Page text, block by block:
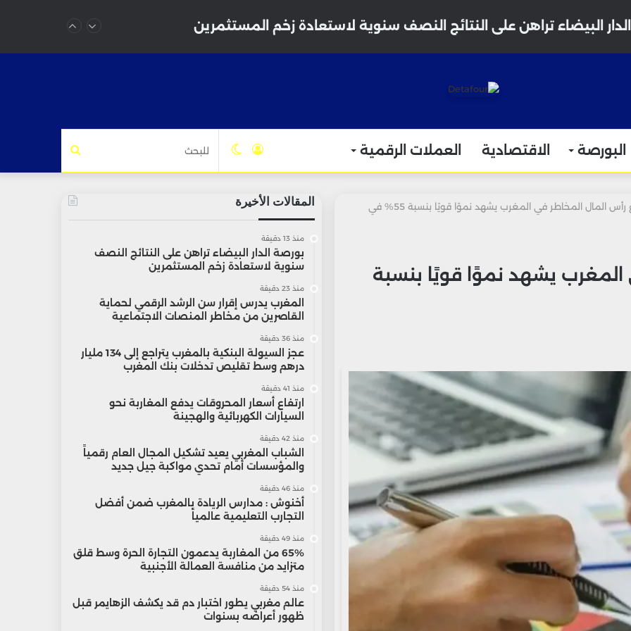
البورصة الاقتصادية العملات الرقمية للبحث الوضعتسجيل
قطاع رأس المال المخاطر في المغرب يشهد نموًا قويًا بنسبة 55% في
يشهد نموًا قويًا بنسبة
المقالات الأخيرة
منذ 13 دقيقة
بورصة الدار البيضاء تراهن على النتائج النصف
سنوية لاستعادة زخم المستثمرين
منذ 23 دقيقة
المغرب يدرس إقرار سن الرشد الرقمي لحماية
القاصرين من مخاطر المنصات الاجتماعية
منذ 36 دقيقة
عجز السيولة البنكية بالمغرب يتراجع إلى 134 مليار
درهم وسط تقليص تدخلات بنك المغرب
منذ 41 دقيقة
ارتفاع أسعار المحروقات يدفع المغاربة نحو
السيارات الكهربائية والهجينة
منذ 42 دقيقة
الشباب المغربي يعيد تشكيل المجال العام رقمياً
والمؤسسات أمام تحدي مواكبة جيل جديد
منذ 46 دقيقة
أخنوش : مدارس الريادة بالمغرب ضمن أفضل
التجارب التعليمية عالمياً
منذ 49 دقيقة
65% من المغاربة يدعمون التجارة الحرة وسط قلق
متزايد من منافسة العمالة الأجنبية
منذ 54 دقيقة
عالم مغربي يطور اختبار دم قد يكشف الزهايمر قبل
ظهور أعراضه بسنوات